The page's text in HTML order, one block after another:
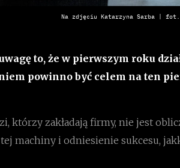
Na zdjęciu Katarzyna Sarba |
to, że w pierwszym roku
powinno być celem na ten
którzy zakładają firmy, nie jest
machiny i odniesienie sukcesu,